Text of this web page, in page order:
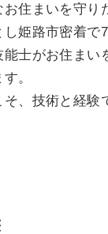
住まいを守り
姫路市密着で
士がお住まい
。
、技術と経験